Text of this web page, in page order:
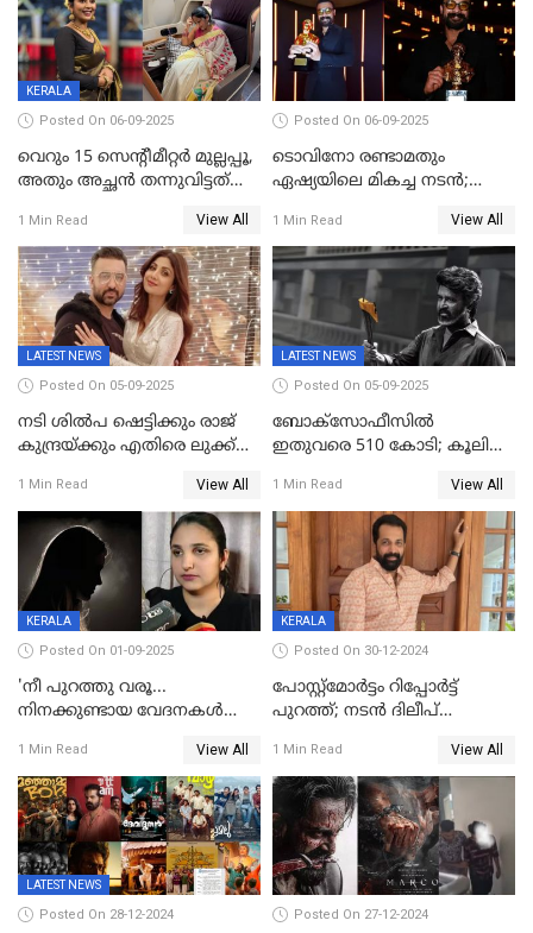
വിഡിയോയിൽ
പൊട്ടിക്കരഞ്ഞ് നടി
KERALA
Posted On 06-09-2025
വെറും 15 സെന്റീമീറ്റര്‍ മുല്ലപ്പൂ,
അതും അച്ഛൻ തന്നുവിട്ടത്
ലക്ഷം രൂപ പിഴ; നവ്യ
28ദിവസത്തിനകം പിഴ
അടയ്ക്കണം
1 Min Read View All
Posted On 06-09-2025
ടൊവിനോ രണ്ടാമതും
ഏഷ്യയിലെ മികച്ച നടന്‍;
പുരസ്‌കാരം
1 Min Read View All
LATEST NEWS
Posted On 05-09-2025
നടി ശിൽപ ഷെട്ടിക്കും രാജ്
കുന്ദ്രയ്ക്കും എതിരെ ലുക്ക്
1 Min Read View All
LATEST NEWS
Posted On 05-09-2025
ബോക്സോഫീസിൽ
ഇതുവരെ 510 കോടി; കൂലി
തീയതി പുറത്ത്
1 Min Read View All
KERALA
Posted On 01-09-2025
'നീ പുറത്തു വരൂ...
നിനക്കുണ്ടായ വേദനകള്‍
'കരയേണ്ടതും ഒറ്റപ്പെടേണ്ടതും
വേട്ടക്കാരനാണ്, വേദനകള്‍
സധൈര്യം പറയു;
പെണ്‍കുട്ടിയോട് റിനി ആര്‍
ജോര്‍ജ്
1 Min Read View All
KERALA
Posted On 30-12-2024
പോസ്റ്റ്‌മോര്‍ട്ടം റിപ്പോര്‍ട്ട്
പുറത്ത്; നടൻ ദിലീപ്
ആന്തരിക രക്തസ്രാവം
1 Min Read View All
LATEST NEWS
Posted On 28-12-2024 Posted On 27-12-2024